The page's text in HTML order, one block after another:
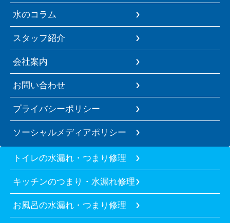
水のコラム
スタッフ紹介
会社案内
お問い合わせ
プライバシーポリシー
ソーシャルメディアポリシー
トイレの水漏れ・つまり修理
キッチンのつまり・水漏れ修理
お風呂の水漏れ・つまり修理